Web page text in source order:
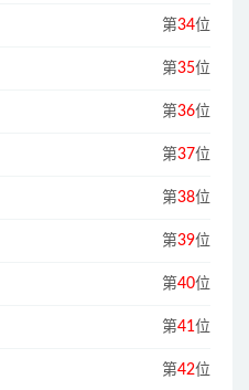
第34位
第35位
第36位
第37位
第38位
第39位
第40位
第41位
第42位